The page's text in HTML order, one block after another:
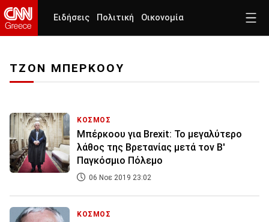
Ειδήσεις Πολιτική Οικονομία
ΤΖΟΝ ΜΠΕΡΚΟΟΥ
ΚΟΣΜΟΣ
Μπέρκοου για Brexit: Το μεγαλύτερο
λάθος της Βρετανίας μετά τον Β'
Παγκόσμιο Πόλεμο
06 Νοε 2019 23:02
ΚΟΣΜΟΣ